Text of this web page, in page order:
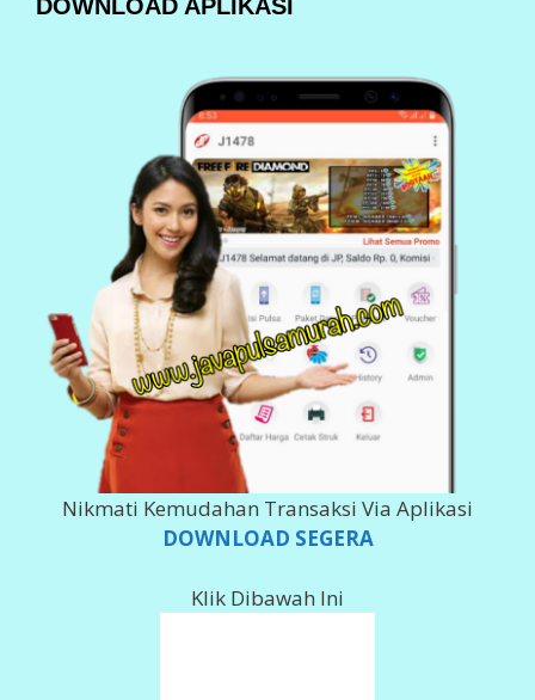
BANK DEPOSIT
200 980 5555
Imam Ghozali
143 0011 378 617
Imam Ghozali
002 101000 279 566